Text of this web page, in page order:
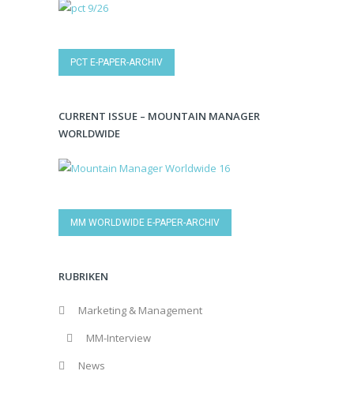
PCT E-PAPER-ARCHIV
CURRENT ISSUE – MOUNTAIN MANAGER
WORLDWIDE
MM WORLDWIDE E-PAPER-ARCHIV
RUBRIKEN
Marketing & Management
MM-Interview
News